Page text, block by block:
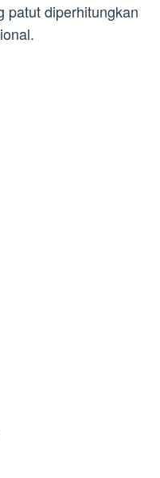
patut diperhitungkan